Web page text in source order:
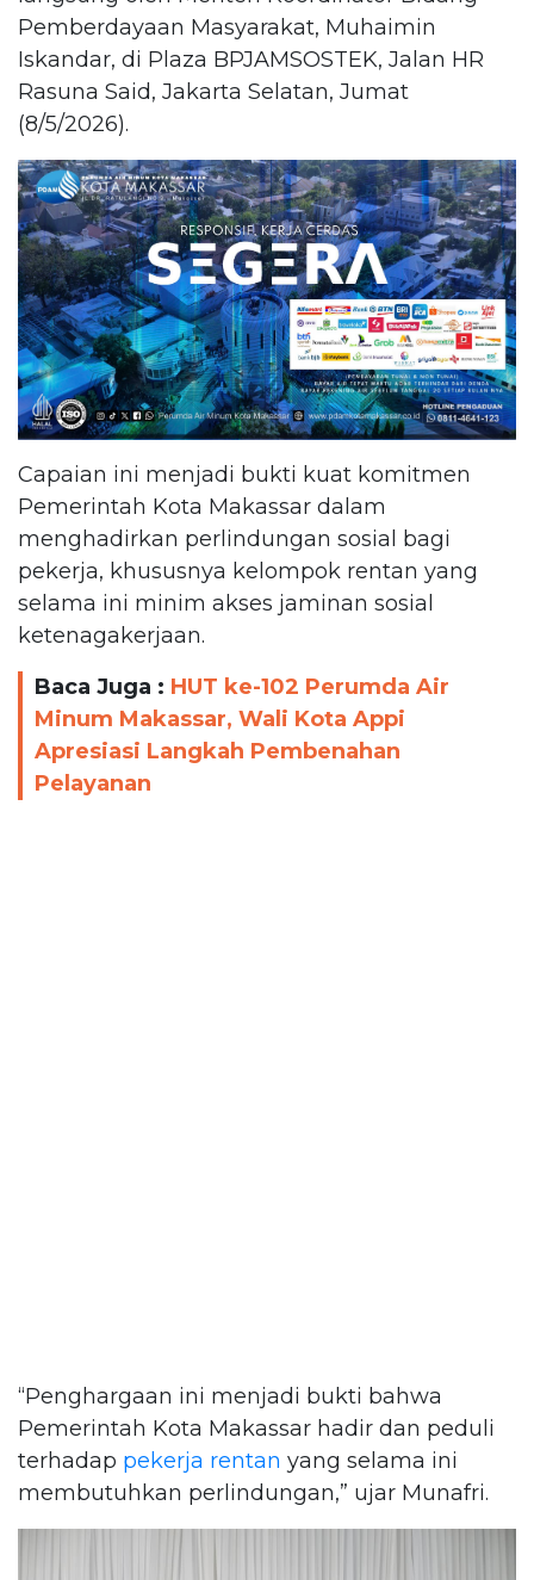
Pemberdayaan Masyarakat, Muhaimin
Iskandar, di Plaza BPJAMSOSTEK, Jalan HR
Rasuna Said, Jakarta Selatan, Jumat
(8/5/2026).
Capaian ini menjadi bukti kuat komitmen
Pemerintah Kota Makassar dalam
menghadirkan perlindungan sosial bagi
pekerja, khususnya kelompok rentan yang
selama ini minim akses jaminan sosial
ketenagakerjaan.
Baca Juga : HUT ke-102 Perumda Air
Minum Makassar, Wali Kota Appi
Apresiasi Langkah Pembenahan
Pelayanan
“Penghargaan ini menjadi bukti bahwa
Pemerintah Kota Makassar hadir dan peduli
terhadap pekerja rentan yang selama ini
membutuhkan perlindungan,” ujar Munafri.